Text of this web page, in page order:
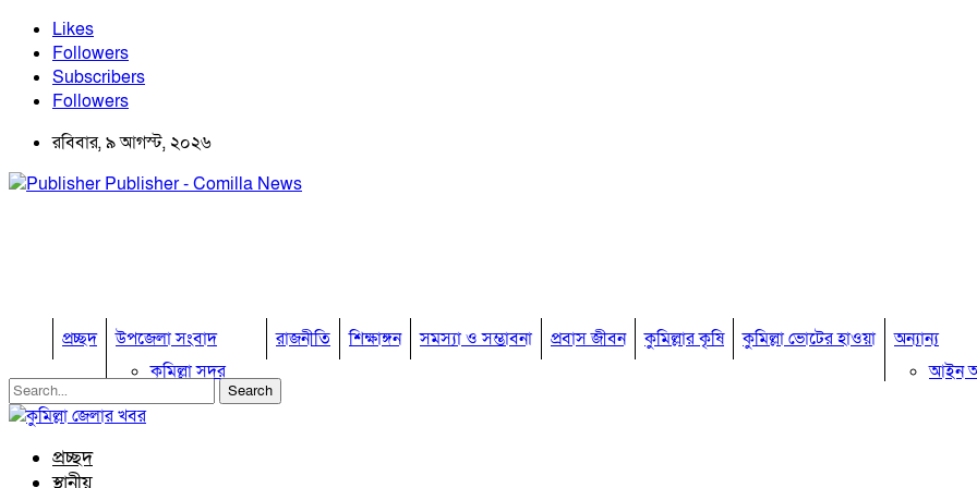
Likes
Followers
Subscribers
Followers
রবিবার, ৯ আগস্ট, ২০২৬
Publisher - Comilla News
প্রচ্ছদ
উপজেলা সংবাদ
কুমিল্লা সদর
কুমিল্লা সদর দক্ষিণ
রাজনীতি শিক্ষাঙ্গন সমস্যা ও সম্ভাবনা প্রবাস জীবন কুমিল্লার কৃষি কুমিল্লা ভোটের হাওয়া
অন্যান্য
আইন
প্রচ্ছদ